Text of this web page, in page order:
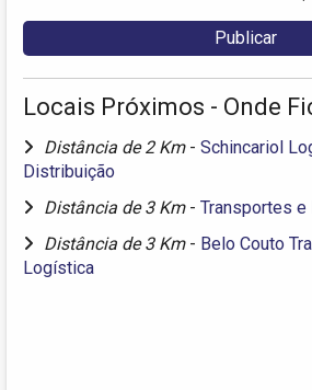
Locais Próximos - Onde
Distância de 2 Km - Schincariol
Distribuição
Distância de 3 Km - Transportes
Distância de 3 Km - Belo Couto
Logística